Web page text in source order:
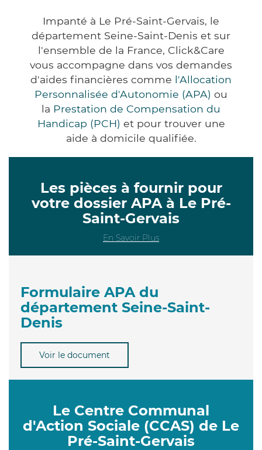
Impanté à Le Pré-Saint-Gervais, le
département Seine-Saint-Denis et sur
l'ensemble de la France, Click&Care
vous accompagne dans vos demandes
d'aides financières comme l'Allocation
Personnalisée d'Autonomie (APA) ou
la Prestation de Compensation du
Handicap (PCH) et pour trouver une
aide à domicile qualifiée.
Les pièces à fournir pour
votre dossier APA à Le Pré-
Saint-Gervais
En Savoir Plus
Formulaire APA du
département Seine-Saint-
Denis
Voir le document
Le Centre Communal
d'Action Sociale (CCAS) de Le
Pré-Saint-Gervais